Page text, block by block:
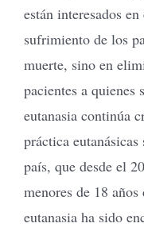
están interesados
sufrimiento de los
muerte, sino en
pacientes a quienes
eutanasia continúa
práctica eutanásicas
país, que desde el
menores de 18
eutanasia ha sido